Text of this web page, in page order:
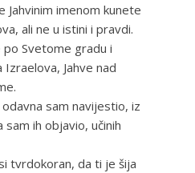
Jahvinim imenom kunete
ali ne u istini i pravdi.
po Svetome gradu i
Jahve nad
sam navijestio, iz
sam ih objavio, učinih
tvrdokoran, da ti je šija